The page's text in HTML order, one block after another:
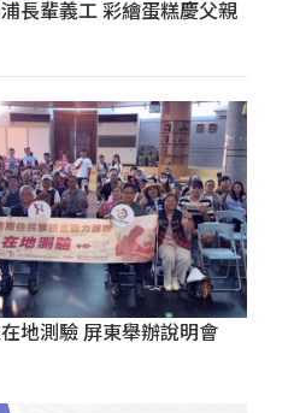
長輩義工 彩繪蛋糕慶父親
地測驗 屏東舉辦說明會